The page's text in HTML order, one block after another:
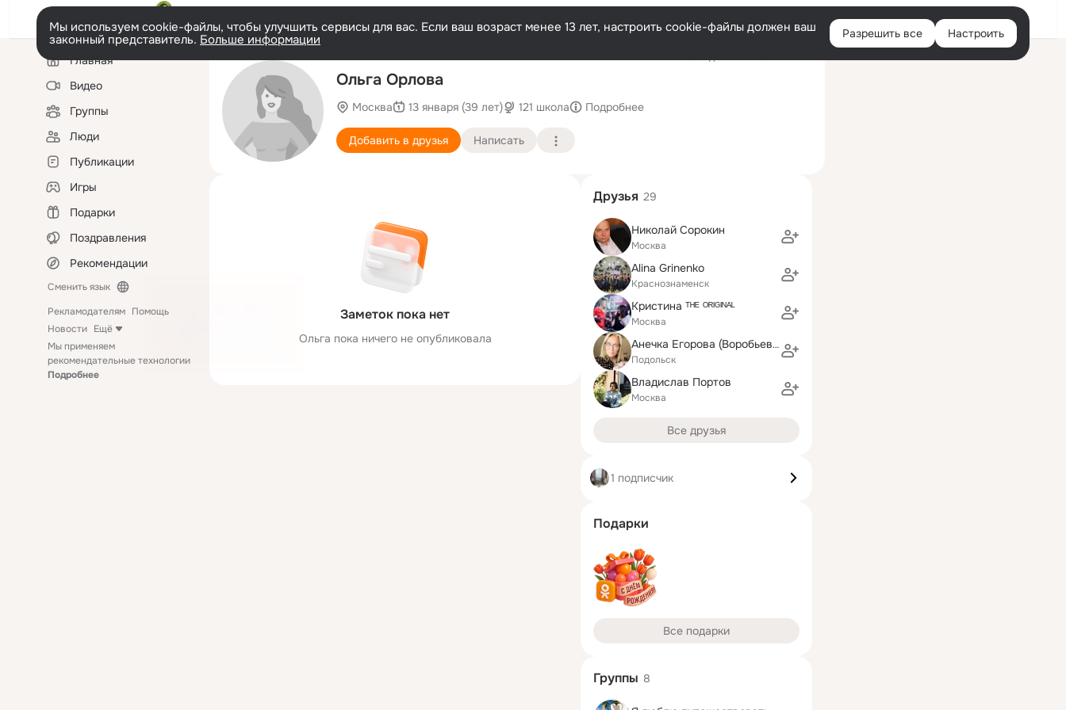
Войти
Мы используем cookie-файлы, чтобы улучшить сервисы для вас. Если ваш возраст менее 13 лет, настроить cookie-файлы должен ваш
законный представитель. Больше информации Разрешить все Настроить
Левая
колонкаГлавная
Видео
Группы
Люди
Публикации
Игры
Подарки
Поздравления
Рекомендации
Сменить язык
Рекламодателям Помощь
Новости Ещё
Мы применяем
рекомендательные технологии
Подробнее
Ольга Орлова
Москва 13 января (39 лет) 121 школа Подробнее
Добавить в друзья Написать
Заметок пока нет
Ольга пока ничего не опубликовала
Друзья 29
Николай Сорокин
Москва
Alina Grinenko
Краснознаменск
Кристина ᵀᴴᴱ ᴼᴿᴵᴳᴵᴺᴬᴸ
Москва
Анечка Егорова (Воробьева)
Подольск
Владислав Портов
Москва
Все друзья
1 подписчик
Подарки
Все подарки
Группы 8